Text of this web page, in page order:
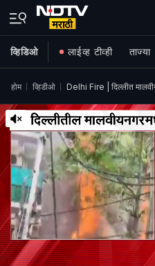
व्हिडिओ लाईव्ह टीव्ही ताज्या
होम व्हिडीओ Delhi Fire | दिल्लीत